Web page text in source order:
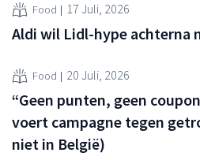
Food 17 Juli, 2026
Aldi wil Lidl-hype achterna
Food 20 Juli, 2026
“Geen punten, geen
voert campagne tegen
niet in België)